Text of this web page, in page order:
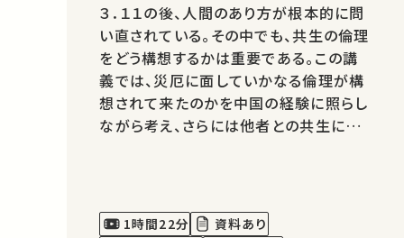
３．１１の後、人間のあり方が根本的に問
い直されている。その中でも、共生の倫理
をどう構想するかは重要である。この講
義では、災厄に面していかなる倫理が構
想されて来たのかを中国の経験に照らし
ながら考え、さらには他者との共生にお
1時間22分
資料あり